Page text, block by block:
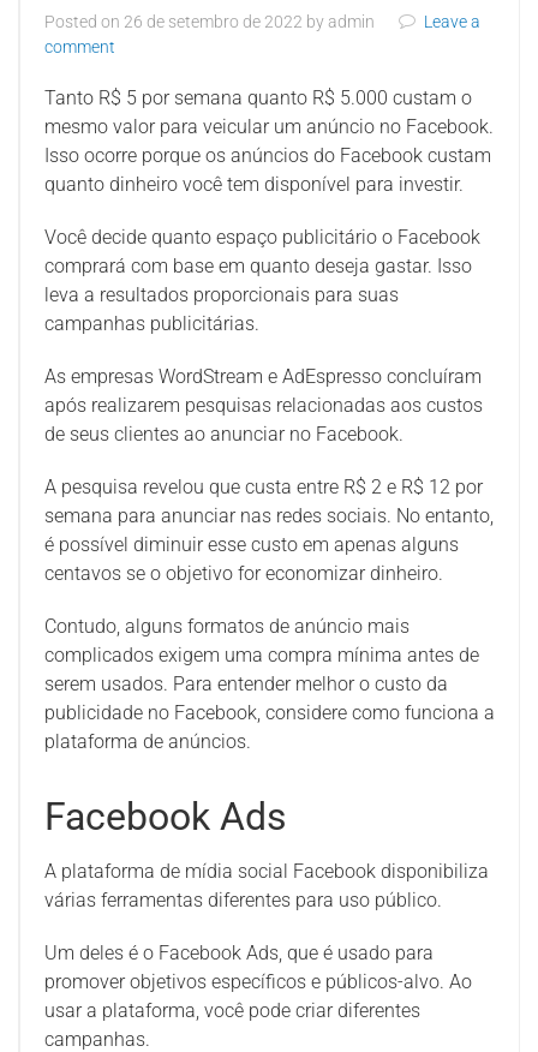
Posted on 26 de setembro de 2022 byadmin
Leave a
comment
Tanto R$ 5 por semana quanto R$ 5.000 custam o
mesmo valor para veicular um anúncio no Facebook.
Isso ocorre porque os anúncios do Facebook custam
quanto dinheiro você tem disponível para investir.
Você decide quanto espaço publicitário o Facebook
comprará com base em quanto deseja gastar. Isso
leva a resultados proporcionais para suas
campanhas publicitárias.
As empresas WordStream e AdEspresso concluíram
após realizarem pesquisas relacionadas aos custos
de seus clientes ao anunciar no Facebook.
A pesquisa revelou que custa entre R$ 2 e R$ 12 por
semana para anunciar nas redes sociais. No entanto,
é possível diminuir esse custo em apenas alguns
centavos se o objetivo for economizar dinheiro.
Contudo, alguns formatos de anúncio mais
complicados exigem uma compra mínima antes de
serem usados. Para entender melhor o custo da
publicidade no Facebook, considere como funciona a
plataforma de anúncios.
Facebook Ads
A plataforma de mídia social Facebook disponibiliza
várias ferramentas diferentes para uso público.
Um deles é o Facebook Ads, que é usado para
promover objetivos específicos e públicos-alvo. Ao
usar a plataforma, você pode criar diferentes
campanhas.